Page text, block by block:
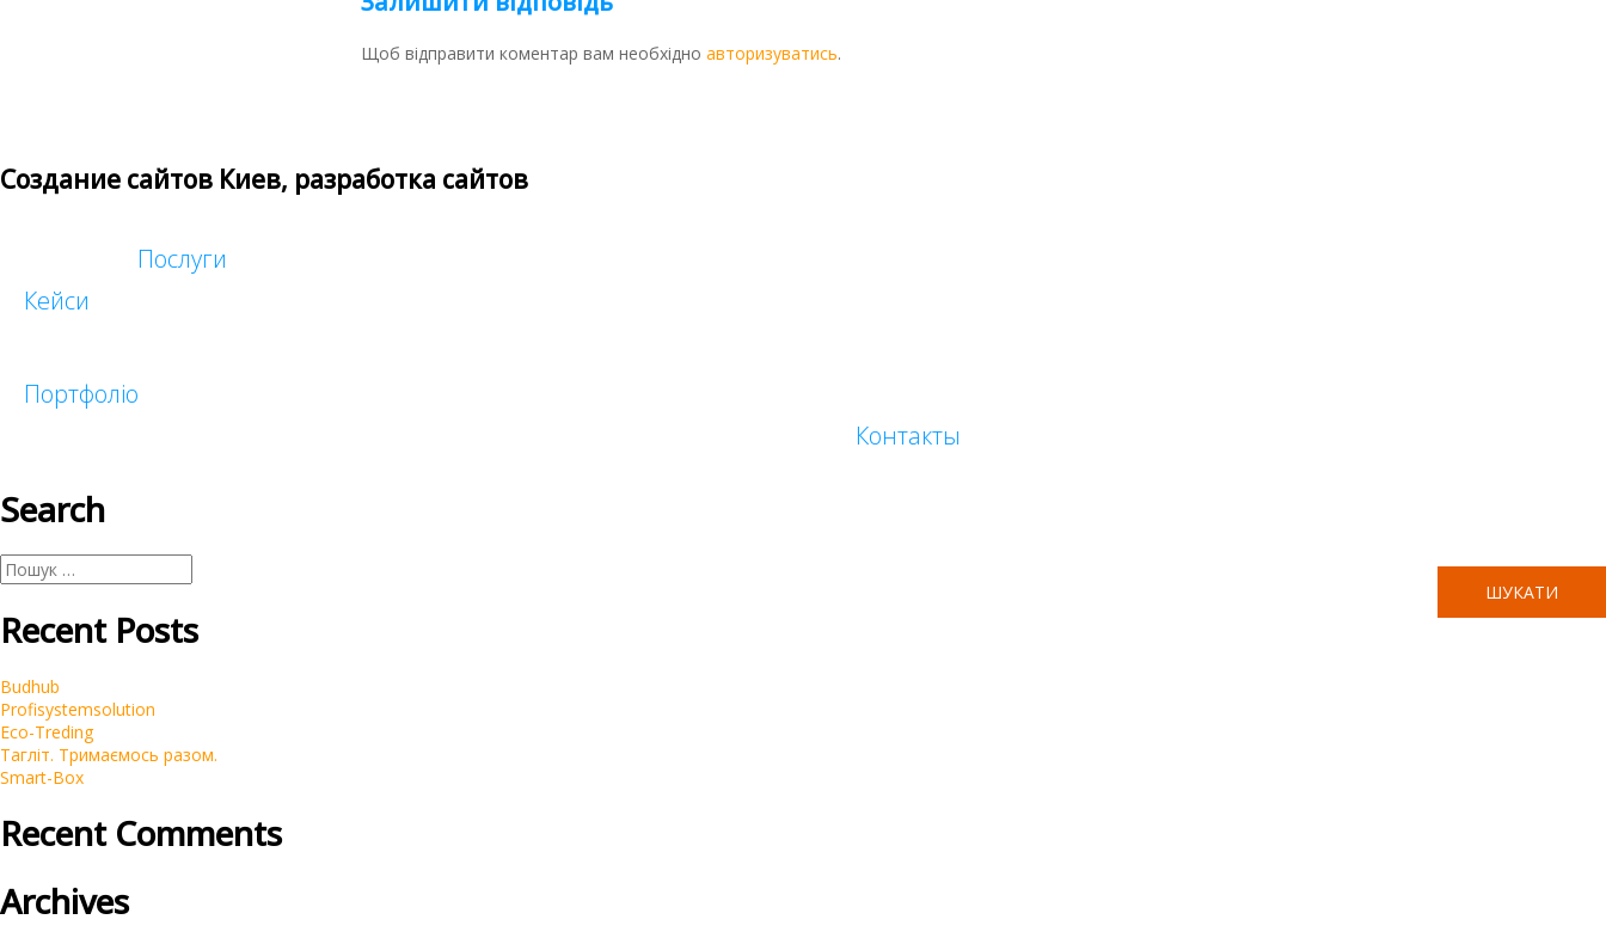
Щоб відправити коментар вам необхідно авторизуватись.
Создание сайтов Киев, разработка сайтов
Кейси
Послуги
Портфоліо
Малий бізнес
Контакты
Search
Пошук:
Recent Posts
Budhub
Profisystemsolution
Eco-Treding
Тагліт. Тримаємось разом.
Smart-Box
Recent Comments
Archives